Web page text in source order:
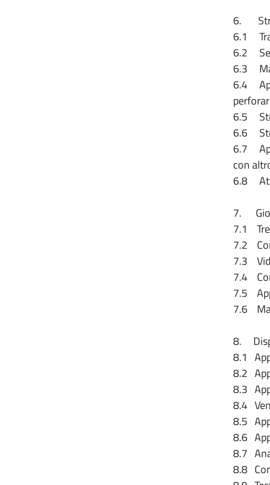
6.
6.1
6.2
6.3
6.4
6.5
6.6
6.7
con
6.8
7.
7.1
7.2
7.3
7.4
7.5
7.6
8.
8.1
8.2
8.3
8.4
8.5
8.6
8.7
8.8